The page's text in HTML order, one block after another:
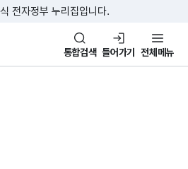
본문 바로가기
주메뉴 바로가기
전자정부 누리집입니다.
나라, 함께 행복
통합검색 들어가기 전체메뉴